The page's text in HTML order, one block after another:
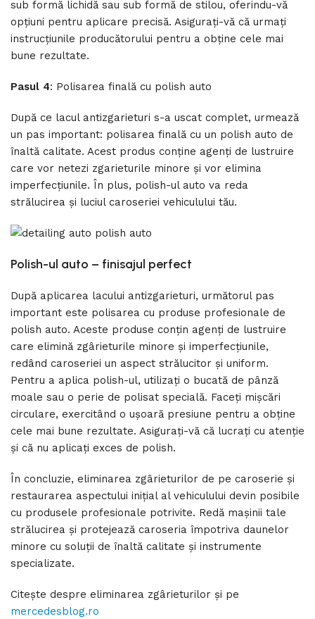
sub formă lichidă sau sub formă de stilou, oferindu-vă
opțiuni pentru aplicare precisă. Asigurați-vă că urmați
instrucțiunile producătorului pentru a obține cele mai
bune rezultate.
Pasul 4: Polisarea finală cu polish auto
După ce lacul antizgarieturi s-a uscat complet, urmează
un pas important: polisarea finală cu un polish auto de
înaltă calitate. Acest produs conține agenți de lustruire
care vor netezi zgarieturile minore și vor elimina
imperfecțiunile. În plus, polish-ul auto va reda
strălucirea și luciul caroseriei vehiculului tău.
Polish-ul auto – finisajul perfect
După aplicarea lacului antizgarieturi, următorul pas
important este polisarea cu produse profesionale de
polish auto. Aceste produse conțin agenți de lustruire
care elimină zgârieturile minore și imperfecțiunile,
redând caroseriei un aspect strălucitor și uniform.
Pentru a aplica polish-ul, utilizați o bucată de pânză
moale sau o perie de polisat specială. Faceți mișcări
circulare, exercitând o ușoară presiune pentru a obține
cele mai bune rezultate. Asigurați-vă că lucrați cu atenție
și că nu aplicați exces de polish.
În concluzie, eliminarea zgârieturilor de pe caroserie și
restaurarea aspectului inițial al vehiculului devin posibile
cu produsele profesionale potrivite. Redă mașinii tale
strălucirea și protejează caroseria împotriva daunelor
minore cu soluții de înaltă calitate și instrumente
specializate.
Citește despre eliminarea zgârieturilor și pe
mercedesblog.ro